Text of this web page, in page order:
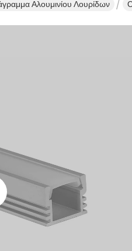
Αλουμινίου Λουρίδων